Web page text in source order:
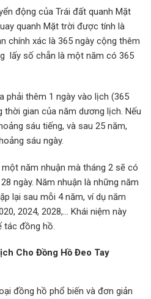
động của Trái đất quanh Mặt
quanh Mặt trời được tính là
chính xác là 365 ngày cộng thêm
lấy số chẵn là một năm có 365
phải thêm 1 ngày vào lịch (365
gian của năm dương lịch. Nếu
sáu tiếng, và sau 25 năm,
sáu ngày.
năm nhuận mà tháng 2 sẽ có
ngày. Năm nhuận là những năm
lại sau mỗi 4 năm, ví dụ năm
2024, 2028,… Khái niệm này
tác đồng hồ.
Cho Đồng Hồ Đeo Tay
đồng hồ phổ biến và đơn giản